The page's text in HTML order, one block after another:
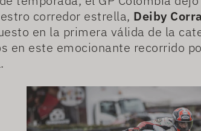
corredor estrella, Deiby
en la primera válida de la
en este emocionante recorrido